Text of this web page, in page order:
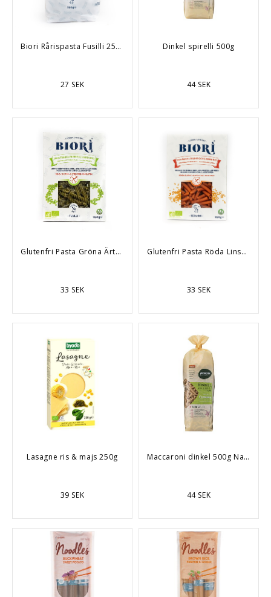
Biori Rårispasta Fusilli 250g
27 SEK
Dinkel spirelli 500g
44 SEK
Glutenfri Pasta Gröna Ärtor
33 SEK
Glutenfri Pasta Röda Linser 250g
33 SEK
Lasagne ris & majs 250g
39 SEK
Maccaroni dinkel 500g Naturata
44 SEK